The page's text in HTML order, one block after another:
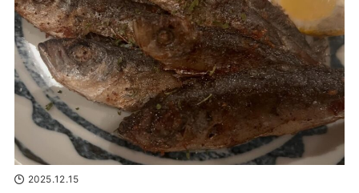
2025.12.15